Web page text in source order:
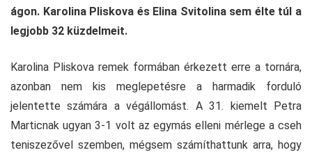
ágon. Karolina Pliskova és Elina Svitolina sem élte túl a
legjobb 32 küzdelmeit.
Karolina Pliskova remek formában érkezett erre a tornára,
azonban nem kis meglepetésre a harmadik forduló
jelentette számára a végállomást. A 31. kiemelt Petra
Marticnak ugyan 3-1 volt az egymás elleni mérlege a cseh
teniszezővel szemben, mégsem számíthattunk arra, hogy